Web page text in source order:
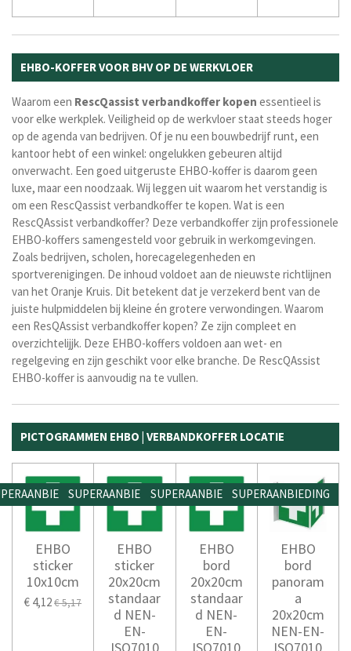
EHBO-KOFFER VOOR BHV OP DE WERKVLOER
Waarom een RescQassist verbandkoffer kopen essentieel is
voor elke werkplek. Veiligheid op de werkvloer staat steeds hoger
op de agenda van bedrijven. Of je nu een bouwbedrijf runt, een
kantoor hebt of een winkel: ongelukken gebeuren altijd
onverwacht. Een goed uitgeruste EHBO-koffer is daarom geen
luxe, maar een noodzaak. Wij leggen uit waarom het verstandig is
om een RescQassist verbandkoffer te kopen. Wat is een
RescQAssist verbandkoffer? Deze verbandkoffer zijn professionele
EHBO-koffers samengesteld voor gebruik in werkomgevingen.
Zoals bedrijven, scholen, horecagelegenheden en
sportverenigingen. De inhoud voldoet aan de nieuwste richtlijnen
van het Oranje Kruis. Dit betekent dat je verzekerd bent van de
juiste hulpmiddelen bij kleine én grotere verwondingen. Waarom
een ResQAssist verbandkoffer kopen? Ze zijn compleet en
overzichtelijjk. Deze EHBO-koffers voldoen aan wet- en
regelgeving en zijn geschikt voor elke branche. De RescQAssist
EHBO-koffer is aanvoudig na te vullen.
PICTOGRAMMEN EHBO | VERBANDKOFFER LOCATIE
EHBO
sticker
10x10cm
€ 4,12€ 5,17
SUPERAANBIEDING
EHBO
sticker
20x20cm
standaar
d NEN-
EN-
ISO7010
SUPERAANBIEDING
EHBO
bord
20x20cm
standaar
d NEN-
EN-
ISO7010
SUPERAANBIEDING
EHBO
bord
panoram
a
20x20cm
NEN-EN-
ISO7010